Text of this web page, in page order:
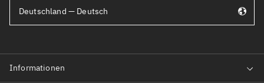
Deutschland — Deutsch